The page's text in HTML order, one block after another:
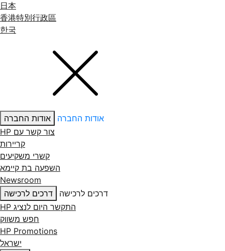
日本
香港特別行政區
한국
אודות החברה
אודות החברה
צור קשר עם ‏HP
קריירות
קשרי משקיעים
השפעה בת קיימא
Newsroom
דרכים לרכישה
דרכים לרכישה
התקשר היום לנציג HP
חפש משווק
HP Promotions
ישראל